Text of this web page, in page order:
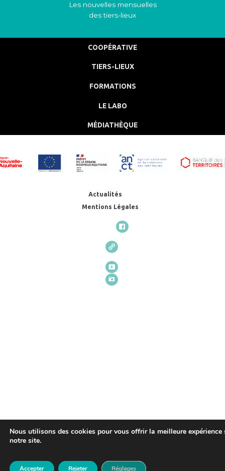
Les nouvelles mensuelles
des tiers-lieux
COOPÉRATIVE
TIERS-LIEUX
FORMATIONS
LE LABO
MÉDIATHÈQUE
Actualités
Mentions Légales
Nous utilisons des cookies pour vous offrir la meilleure expérience
notre site.
Accepter Rejeter Réglages